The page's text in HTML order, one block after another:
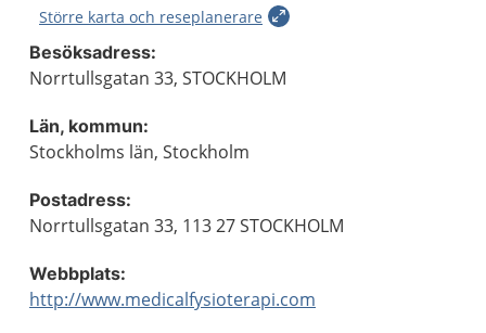
Större karta och reseplanerare
Besöksadress:
Norrtullsgatan 33, STOCKHOLM
Län, kommun:
Stockholms län, Stockholm
Postadress:
Norrtullsgatan 33, 113 27 STOCKHOLM
Webbplats:
http://www.medicalfysioterapi.com